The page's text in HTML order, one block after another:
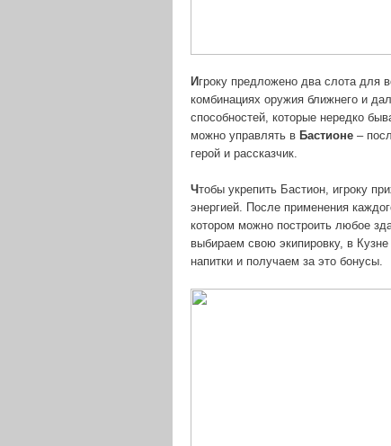
И гроку предложено два слота для
комбинациях оружия ближнего и
способностей, которые нередко
можно управлять в Бастионе –
герой и рассказчик.
Чтобы укрепить Бастион, игроку
энергией. После применения
котором можно построить любое
выбираем свою экипировку, в
напитки и получаем за это бонусы.